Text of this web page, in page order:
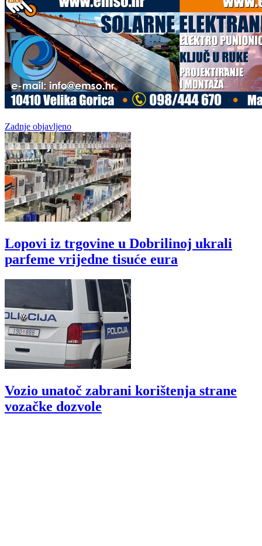
Zadnje objavljeno
Lopovi iz trgovine u Dobrilinoj ukrali
parfeme vrijedne tisuće eura
Vozio unatoč zabrani korištenja strane
vozačke dozvole